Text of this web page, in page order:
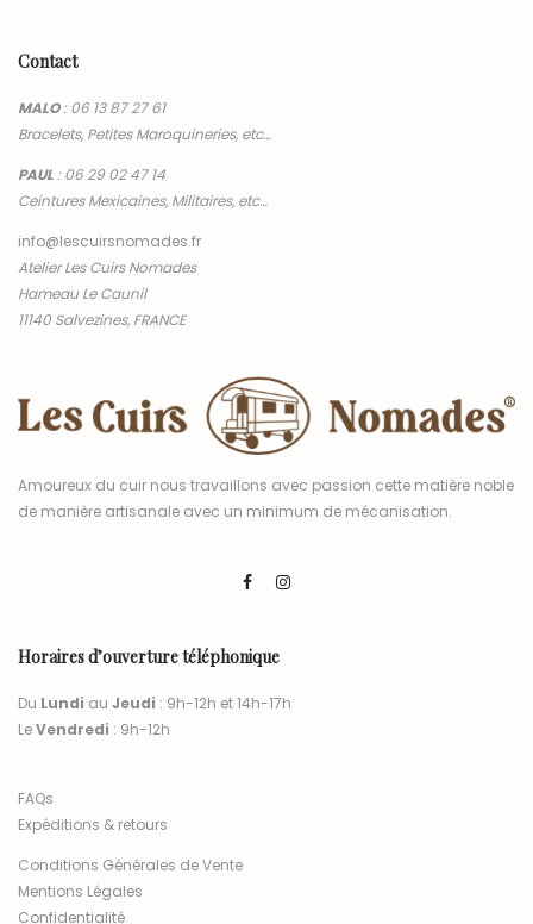
Contact
MALO:06 13 87 27 61
Bracelets, Petites Maroquineries, etc…
PAUL:06 29 02 47 14
Ceintures Mexicaines, Militaires, etc…
info@lescuirsnomades.fr
Atelier Les Cuirs Nomades
Hameau Le Caunil
11140 Salvezines, FRANCE
Amoureux du cuir nous travaillons avec passion cette matière noble
de manière artisanale avec un minimum de mécanisation.
Horaires d’ouverture téléphonique
Du Lundi au Jeudi : 9h-12h et 14h-17h
LeVendredi : 9h-12h
FAQs
Expéditions & retours
Conditions Générales de Vente
Mentions Légales
Confidentialité